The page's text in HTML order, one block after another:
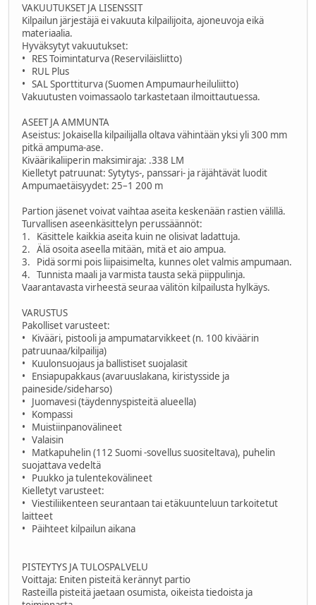
VAKUUTUKSET JA LISENSSIT
Kilpailun järjestäjä ei vakuuta kilpailijoita, ajoneuvoja eikä
materiaalia.
Hyväksytyt vakuutukset:
• RES Toimintaturva (Reserviläisliitto)
• RUL Plus
• SAL Sporttiturva (Suomen Ampumaurheiluliitto)
Vakuutusten voimassaolo tarkastetaan ilmoittautuessa.
ASEET JA AMMUNTA
Aseistus: Jokaisella kilpailijalla oltava vähintään yksi yli 300 mm
pitkä ampuma-ase.
Kiväärikaliiperin maksimiraja: .338 LM
Kielletyt patruunat: Sytytys-, panssari- ja räjähtävät luodit
Ampumaetäisyydet: 25–1 200 m
Partion jäsenet voivat vaihtaa aseita keskenään rastien välillä.
Turvallisen aseenkäsittelyn perussäännöt:
1. Käsittele kaikkia aseita kuin ne olisivat ladattuja.
2. Älä osoita aseella mitään, mitä et aio ampua.
3. Pidä sormi pois liipaisimelta, kunnes olet valmis ampumaan.
4. Tunnista maali ja varmista tausta sekä piippulinja.
Vaarantavasta virheestä seuraa välitön kilpailusta hylkäys.
VARUSTUS
Pakolliset varusteet:
• Kivääri, pistooli ja ampumatarvikkeet (n. 100 kiväärin
patruunaa/kilpailija)
• Kuulonsuojaus ja ballistiset suojalasit
• Ensiapupakkaus (avaruuslakana, kiristysside ja
paineside/sideharso)
• Juomavesi (täydennyspisteitä alueella)
• Kompassi
• Muistiinpanovälineet
• Valaisin
• Matkapuhelin (112 Suomi -sovellus suositeltava), puhelin
suojattava vedeltä
• Puukko ja tulentekovälineet
Kielletyt varusteet:
• Viestiliikenteen seurantaan tai etäkuunteluun tarkoitetut
laitteet
• Päihteet kilpailun aikana
PISTEYTYS JA TULOSPALVELU
Voittaja: Eniten pisteitä kerännyt partio
Rasteilla pisteitä jaetaan osumista, oikeista tiedoista ja